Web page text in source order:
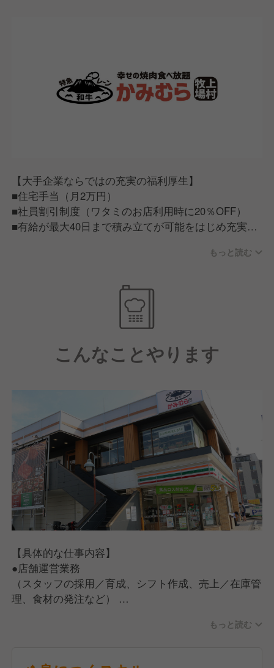
【大手企業ならではの充実の福利厚生】
■住宅手当（月2万円）
■社員割引制度（ワタミのお店利用時に20％OFF）
■有給が最大40日まで積み立てが可能をはじめ充実の
■ワタミで働く従業員は「人が良い」。仕事だけでは
ない一生ものの仲間が見つかる。
■ワタミチャレンジアワード/仲間と夢を語る会等従業
員のキャリア実現に力を入れた制度もあり、この会社
にいれば成長できそう。
もっと読む
こんなことやります
【具体的な仕事内容】
●店舗運営業務
（スタッフの採用／育成、シフト作成、売上／在庫管
理、食材の発注など）
（お客さま対応、ご案内、オーダー受付、料理、ドリ
【入社後の流れ】
もっと読む